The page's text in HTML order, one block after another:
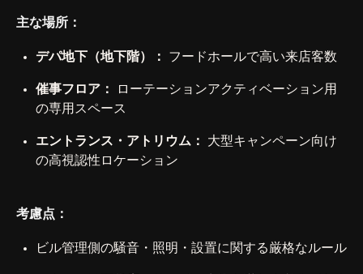
主な場所：
デパ地下（地下階）： フードホールで高い来店客数
催事フロア：
ローテーションアクティベーション用
の専用スペース
エントランス・アトリウム：
大型キャンペーン向け
の高視認性ロケーション
考慮点：
ビル管理側の騒音・照明・設置に関する厳格なルール